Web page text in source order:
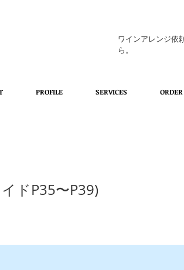
ワインアレンジ依
ら。
PROFILE SERVICES ORDER
ドP35〜P39)